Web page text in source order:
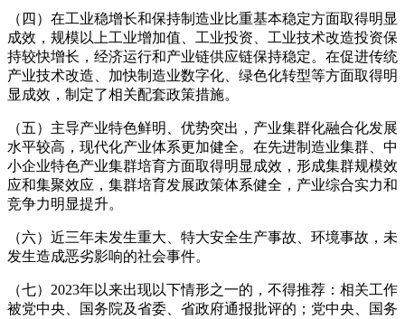
（四）在工业稳增长和保持制造业比重基本稳定方面取得明显
成效，规模以上工业增加值、工业投资、工业技术改造投资保
持较快增长，经济运行和产业链供应链保持稳定。在促进传统
产业技术改造、加快制造业数字化、绿色化转型等方面取得明
显成效，制定了相关配套政策措施。
（五）主导产业特色鲜明、优势突出，产业集群化融合化发展
水平较高，现代化产业体系更加健全。在先进制造业集群、中
小企业特色产业集群培育方面取得明显成效，形成集群规模效
应和集聚效应，集群培育发展政策体系健全，产业综合实力和
竞争力明显提升。
（六）近三年未发生重大、特大安全生产事故、环境事故，未
发生造成恶劣影响的社会事件。
（七）2023年以来出现以下情形之一的，不得推荐：相关工作
被党中央、国务院及省委、省政府通报批评的；党中央、国务